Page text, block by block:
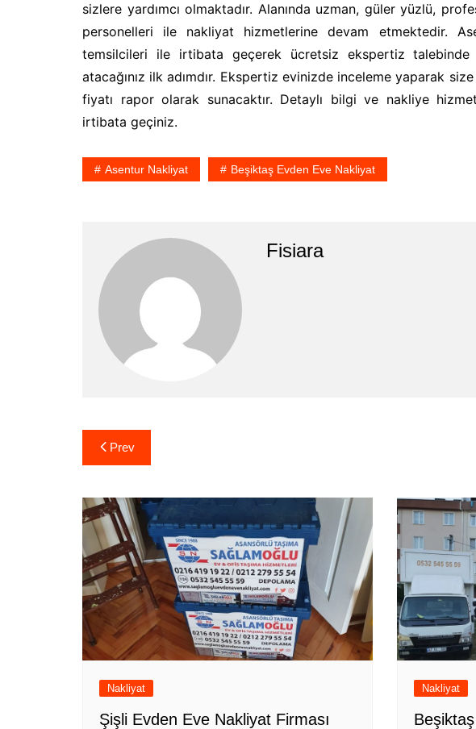
sizlere yardımcı olmaktadır. Alanında uzman, güler yüzlü,
personelleri ile nakliyat hizmetlerine devam etmektedir.
temsilcileri ile irtibata geçerek ücretsiz ekspertiz talebinde
atacağınız ilk adımdır. Ekspertiz evinizde inceleme yaparak
fiyatı rapor olarak sunacaktır. Detaylı bilgi ve nakliye
irtibata geçiniz.
Asentur Nakliyat Beşiktaş Evden Eve Nakliyat
Fisiara
Yazı
gezinmesi
Prev
Nakliyat
Şişli Evden Eve Nakliyat Firması
Nakliyat